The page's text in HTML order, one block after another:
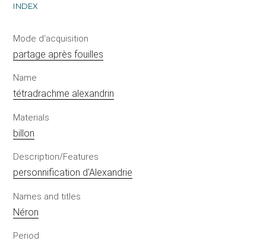
INDEX
Mode d'acquisition
partage après fouilles
Name
tétradrachme alexandrin
Materials
billon
Description/Features
personnification d'Alexandrie
Names and titles
Néron
Period